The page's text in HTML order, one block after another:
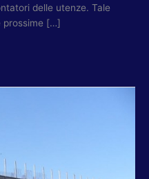
delle utenze. Tale
prossime […]